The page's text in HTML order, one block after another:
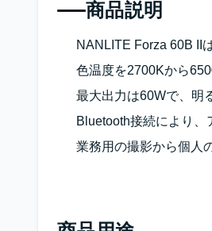
商品説明
NANLITE Forza 60B II
色温度を2700Kから
最大出力は60Wで、明
Bluetooth接続により、
業務用の撮影から個人